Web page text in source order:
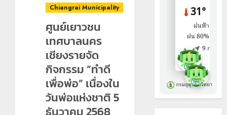
Chiangrai Municipality
ศูนย์เยาวชน
เทศบาลนคร
เชียงรายจัด
กิจกรรม “ทำดี
เพื่อพ่อ” เนื่องใน
วันพ่อแห่งชาติ 5